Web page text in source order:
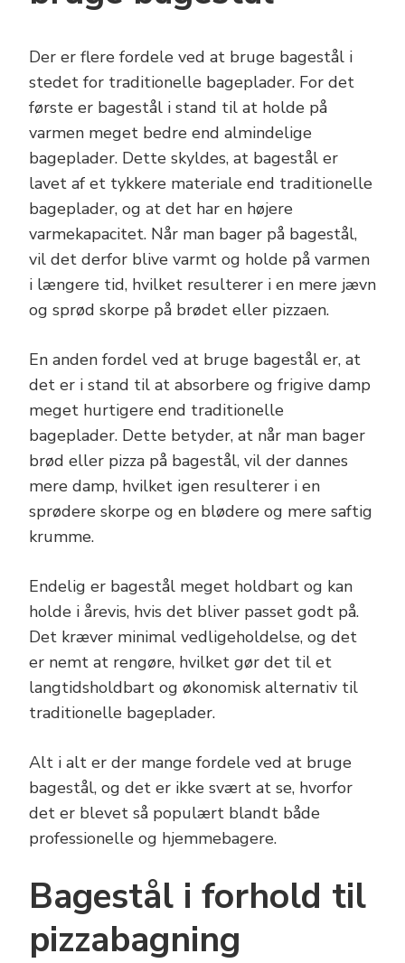
Der er flere fordele ved at bruge bagestål i
stedet for traditionelle bageplader. For det
første er bagestål i stand til at holde på
varmen meget bedre end almindelige
bageplader. Dette skyldes, at bagestål er
lavet af et tykkere materiale end traditionelle
bageplader, og at det har en højere
varmekapacitet. Når man bager på bagestål,
vil det derfor blive varmt og holde på varmen
i længere tid, hvilket resulterer i en mere jævn
og sprød skorpe på brødet eller pizzaen.
En anden fordel ved at bruge bagestål er, at
det er i stand til at absorbere og frigive damp
meget hurtigere end traditionelle
bageplader. Dette betyder, at når man bager
brød eller pizza på bagestål, vil der dannes
mere damp, hvilket igen resulterer i en
sprødere skorpe og en blødere og mere saftig
krumme.
Endelig er bagestål meget holdbart og kan
holde i årevis, hvis det bliver passet godt på.
Det kræver minimal vedligeholdelse, og det
er nemt at rengøre, hvilket gør det til et
langtidsholdbart og økonomisk alternativ til
traditionelle bageplader.
Alt i alt er der mange fordele ved at bruge
bagestål, og det er ikke svært at se, hvorfor
det er blevet så populært blandt både
professionelle og hjemmebagere.
Bagestål i forhold til
pizzabagning